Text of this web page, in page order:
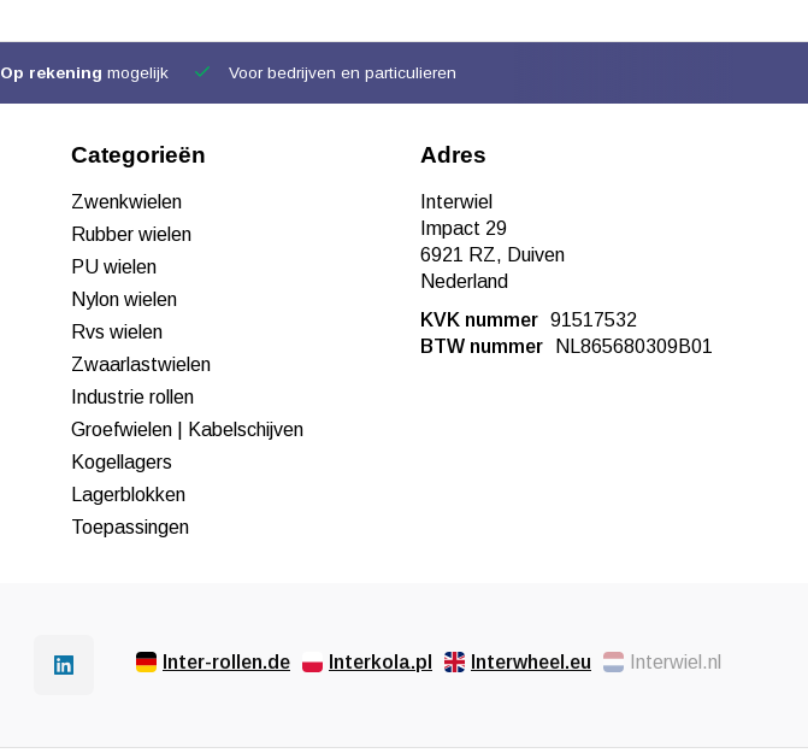
Op rekening mogelijk Voor bedrijven en particulieren
Categorieën
Zwenkwielen
Rubber wielen
PU wielen
Nylon wielen
Rvs wielen
Zwaarlastwielen
Industrie rollen
Groefwielen | Kabelschijven
Kogellagers
Lagerblokken
Toepassingen
Adres
Interwiel
Impact 29
6921 RZ, Duiven
Nederland
KVK nummer 91517532
BTW nummer
NL865680309B01
Inter-rollen.de Interkola.pl Interwheel.eu Interwiel.nl